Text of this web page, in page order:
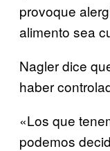
provoque
alimento sea
Nagler dice
haber
«Los que
podemos